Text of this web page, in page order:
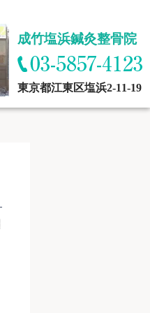
成竹塩浜鍼灸整骨院
東京都江東区塩浜2-11-19